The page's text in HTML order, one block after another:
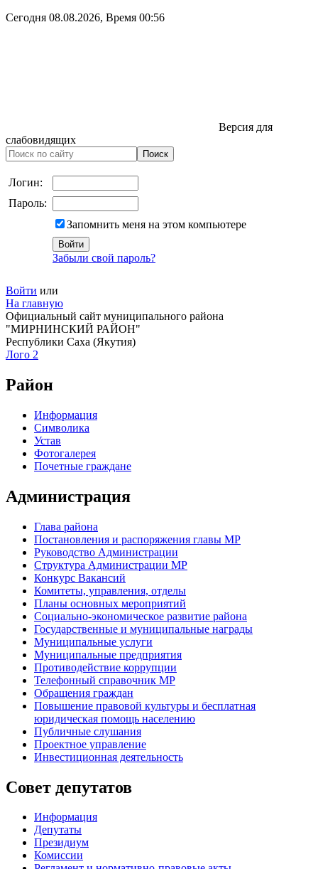
Сегодня 08.08.2026, Время 00:56
Версия для
слабовидящих
Логин:
Пароль:
Запомнить меня на этом компьютере
Забыли свой пароль?
Войти или
На главную
Официальный сайт муниципального района
"МИРНИНСКИЙ РАЙОН"
Республики Саха (Якутия)
Лого 2
Район
Информация
Символика
Устав
Фотогалерея
Почетные граждане
Администрация
Глава района
Постановления и распоряжения главы МР
Руководство Администрации
Структура Администрации МР
Конкурс Вакансий
Комитеты, управления, отделы
Планы основных мероприятий
Социально-экономическое развитие района
Государственные и муниципальные награды
Муниципальные услуги
Муниципальные предприятия
Противодействие коррупции
Телефонный справочник МР
Обращения граждан
Повышение правовой культуры и бесплатная
юридическая помощь населению
Публичные слушания
Проектное управление
Инвестиционная деятельность
Совет депутатов
Информация
Депутаты
Президиум
Комиссии